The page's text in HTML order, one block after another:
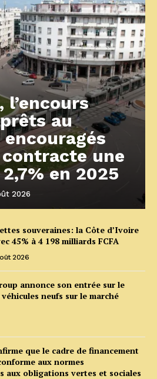
l’encours
au
contracte une
en 2025
2026
souveraines: la Côte d’Ivoire
45% à 4 198 milliards FCFA
2026
annonce son entrée sur le
neufs sur le marché
que le cadre de financement
aux normes
aux obligations vertes et sociales